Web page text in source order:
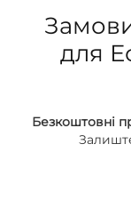
для
Безкоштовні